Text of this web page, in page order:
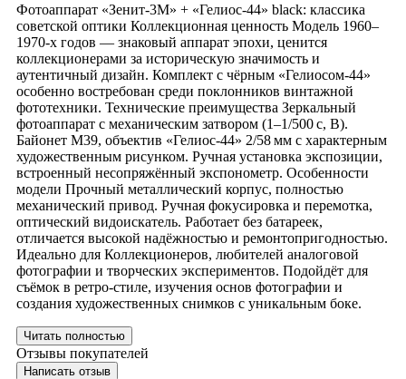
Фотоаппарат «Зенит‑3М» + «Гелиос‑44» black: классика
советской оптики Коллекционная ценность Модель 1960–
1970‑х годов — знаковый аппарат эпохи, ценится
коллекционерами за историческую значимость и
аутентичный дизайн. Комплект с чёрным «Гелиосом‑44»
особенно востребован среди поклонников винтажной
фототехники. Технические преимущества Зеркальный
фотоаппарат с механическим затвором (1–1/500 с, В).
Байонет М39, объектив «Гелиос‑44» 2/58 мм с характерным
художественным рисунком. Ручная установка экспозиции,
встроенный несопряжённый экспонометр. Особенности
модели Прочный металлический корпус, полностью
механический привод. Ручная фокусировка и перемотка,
оптический видоискатель. Работает без батареек,
отличается высокой надёжностью и ремонтопригодностью.
Идеально для Коллекционеров, любителей аналоговой
фотографии и творческих экспериментов. Подойдёт для
съёмок в ретро‑стиле, изучения основ фотографии и
создания художественных снимков с уникальным боке.
Читать полностью
Отзывы покупателей
Написать отзыв